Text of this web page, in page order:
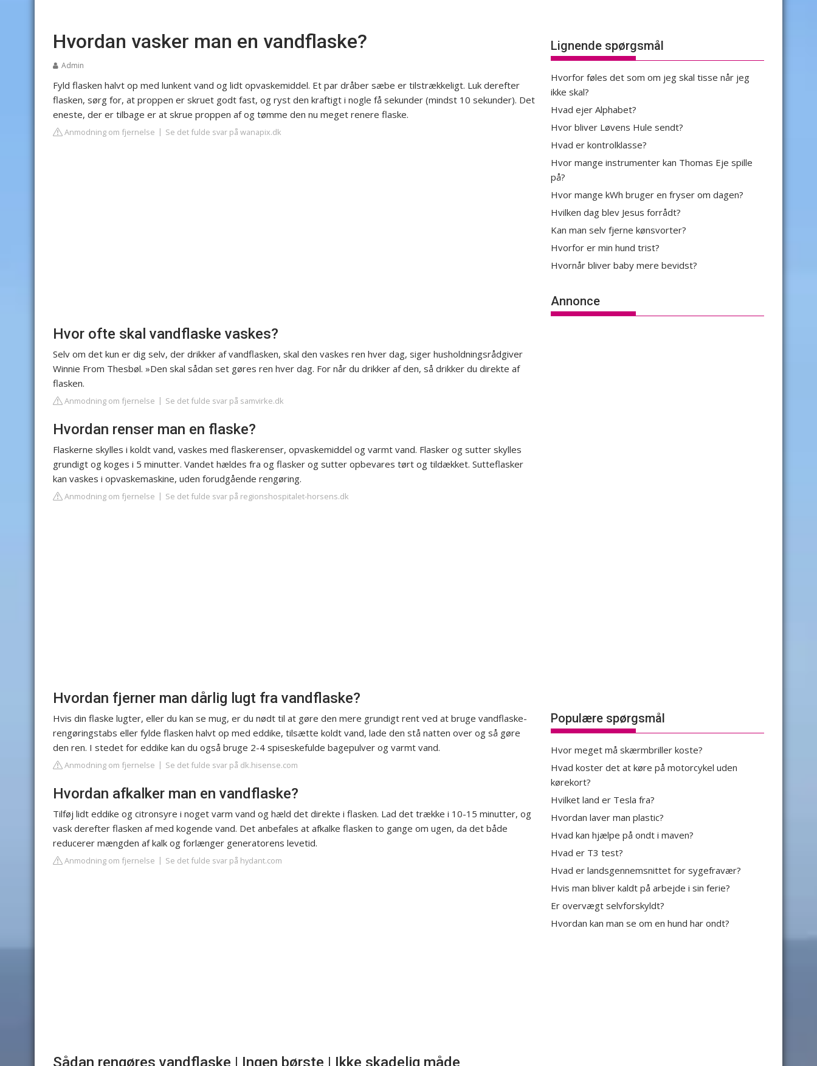
Hvordan vasker man en vandflaske?
Admin
Fyld flasken halvt op med lunkent vand og lidt opvaskemiddel. Et par dråber sæbe er tilstrækkeligt. Luk derefter
flasken, sørg for, at proppen er skruet godt fast, og ryst den kraftigt i nogle få sekunder (mindst 10 sekunder). Det
eneste, der er tilbage er at skrue proppen af og tømme den nu meget renere flaske.
Anmodning om fjernelse Se det fulde svar på wanapix.dk
Hvor ofte skal vandflaske vaskes?
Selv om det kun er dig selv, der drikker af vandflasken, skal den vaskes ren hver dag, siger husholdningsrådgiver
Winnie From Thesbøl. »Den skal sådan set gøres ren hver dag. For når du drikker af den, så drikker du direkte af
flasken.
Anmodning om fjernelse Se det fulde svar på samvirke.dk
Hvordan renser man en flaske?
Flaskerne skylles i koldt vand, vaskes med flaskerenser, opvaskemiddel og varmt vand. Flasker og sutter skylles
grundigt og koges i 5 minutter. Vandet hældes fra og flasker og sutter opbevares tørt og tildækket. Sutteflasker
kan vaskes i opvaskemaskine, uden forudgående rengøring.
Anmodning om fjernelse Se det fulde svar på regionshospitalet-horsens.dk
Hvordan fjerner man dårlig lugt fra vandflaske?
Hvis din flaske lugter, eller du kan se mug, er du nødt til at gøre den mere grundigt rent ved at bruge vandflaske-
rengøringstabs eller fylde flasken halvt op med eddike, tilsætte koldt vand, lade den stå natten over og så gøre
den ren. I stedet for eddike kan du også bruge 2-4 spiseskefulde bagepulver og varmt vand.
Anmodning om fjernelse Se det fulde svar på dk.hisense.com
Hvordan afkalker man en vandflaske?
Tilføj lidt eddike og citronsyre i noget varm vand og hæld det direkte i flasken. Lad det trække i 10-15 minutter, og
vask derefter flasken af med kogende vand. Det anbefales at afkalke flasken to gange om ugen, da det både
reducerer mængden af kalk og forlænger generatorens levetid.
Anmodning om fjernelse Se det fulde svar på hydant.com
Sådan rengøres vandflaske | Ingen børste | Ikke skadelig måde
Lignende spørgsmål
Hvorfor føles det som om jeg skal tisse når jeg
ikke skal?
Hvad ejer Alphabet?
Hvor bliver Løvens Hule sendt?
Hvad er kontrolklasse?
Hvor mange instrumenter kan Thomas Eje spille
på?
Hvor mange kWh bruger en fryser om dagen?
Hvilken dag blev Jesus forrådt?
Kan man selv fjerne kønsvorter?
Hvorfor er min hund trist?
Hvornår bliver baby mere bevidst?
Annonce
Populære spørgsmål
Hvor meget må skærmbriller koste?
Hvad koster det at køre på motorcykel uden
kørekort?
Hvilket land er Tesla fra?
Hvordan laver man plastic?
Hvad kan hjælpe på ondt i maven?
Hvad er T3 test?
Hvad er landsgennemsnittet for sygefravær?
Hvis man bliver kaldt på arbejde i sin ferie?
Er overvægt selvforskyldt?
Hvordan kan man se om en hund har ondt?